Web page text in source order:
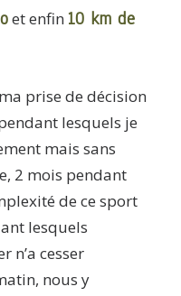
et enfin 10 km de
prise de décision
lesquels je
mais sans
2 mois pendant
de ce sport
lesquels
n’a cesser
nous y